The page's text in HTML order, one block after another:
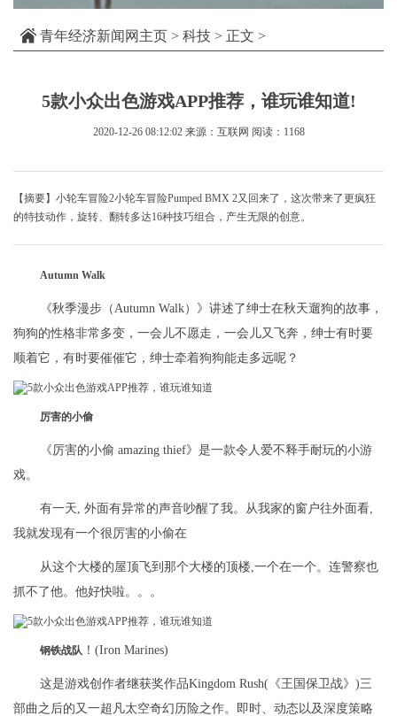
青年经济新闻网主页 > 科技 > 正文 >
5款小众出色游戏APP推荐，谁玩谁知道!
2020-12-26 08:12:02 来源：互联网 阅读：1168
【摘要】小轮车冒险2小轮车冒险Pumped BMX 2又回来了，这次带来了更疯狂
的特技动作，旋转、翻转多达16种技巧组合，产生无限的创意。
Autumn Walk
《秋季漫步（Autumn Walk）》讲述了绅士在秋天遛狗的故事，
狗狗的性格非常多变，一会儿不愿走，一会儿又飞奔，绅士有时要
顺着它，有时要催催它，绅士牵着狗狗能走多远呢？
厉害的小偷
《厉害的小偷 amazing thief》是一款令人爱不释手耐玩的小游
戏。
有一天, 外面有异常的声音吵醒了我。从我家的窗户往外面看,
我就发现有一个很厉害的小偷在
从这个大楼的屋顶飞到那个大楼的顶楼,一个在一个。连警察也
抓不了他。他好快啦。。。
钢铁战队 ！(Iron Marines)
这是游戏创作者继获奖作品Kingdom Rush(《王国保卫战》)三
部曲之后的又一超凡太空奇幻历险之作。即时、动态以及深度策略